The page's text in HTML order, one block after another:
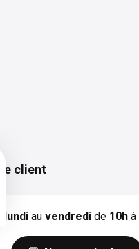
client
lundi au vendredi de 10h à